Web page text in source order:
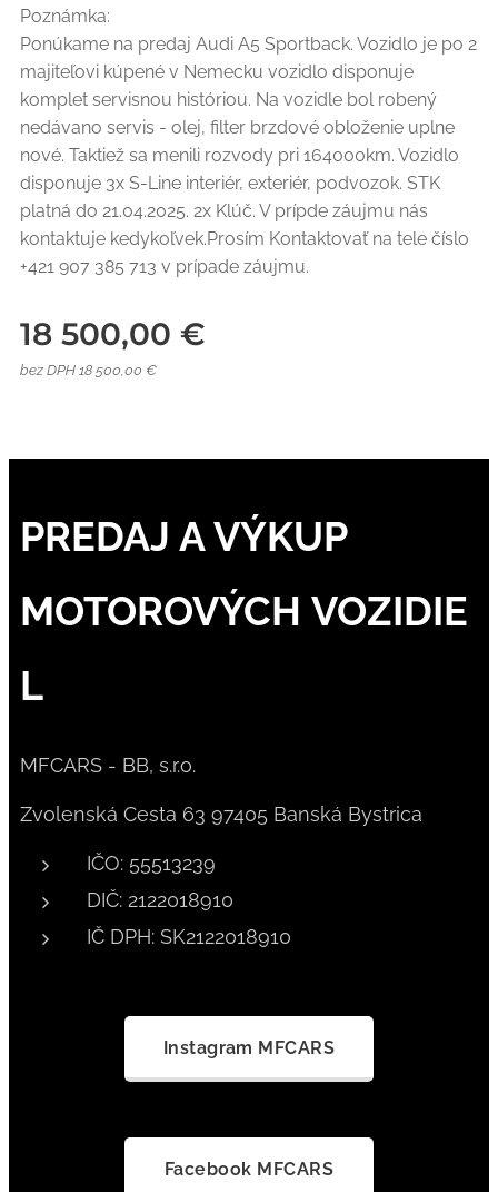
Poznámka:
Ponúkame na predaj Audi A5 Sportback. Vozidlo je po 2
majiteľovi kúpené v Nemecku vozidlo disponuje
komplet servisnou históriou. Na vozidle bol robený
nedávano servis - olej, filter brzdové obloženie uplne
nové. Taktiež sa menili rozvody pri 164000km. Vozidlo
disponuje 3x S-Line interiér, exteriér, podvozok. STK
platná do 21.04.2025. 2x Klúč. V prípde záujmu nás
kontaktuje kedykoľvek.Prosím Kontaktovať na tele číslo
+421 907 385 713 v prípade záujmu.
18 500,00 €
bez DPH 18 500,00 €
PREDAJ A VÝKUP
MOTOROVÝCH VOZIDIE
L
MFCARS - BB, s.r.o.
Zvolenská Cesta 63 97405 Banská Bystrica
IČO: 55513239
DIČ: 2122018910
IČ DPH: SK2122018910
Instagram MFCARS
Facebook MFCARS